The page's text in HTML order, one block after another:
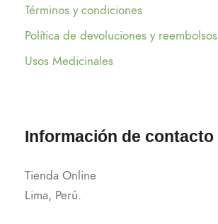
Términos y condiciones
Política de devoluciones y reembolsos
Usos Medicinales
Información de contacto
Tienda Online
Lima, Perú.